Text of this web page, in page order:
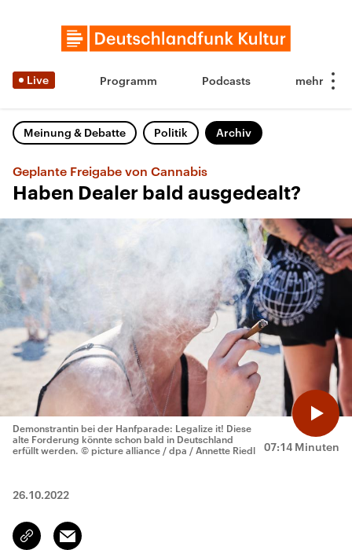
Live Programm Podcasts
Meinung & Debatte Politik Archiv
Geplante Freigabe von Cannabis
Haben Dealer bald ausgedealt?
07:14 Minuten
Demonstrantin bei der Hanfparade: Legalize it! Diese
alte Forderung könnte schon bald in Deutschland
erfüllt werden. © picture alliance / dpa / Annette Riedl
26.10.2022
Link
kopieren/teilen
Email